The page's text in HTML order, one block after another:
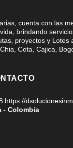
cuenta con las
brindando
proyectos y Lotes
Cota, Cajica,
https://
- Colombia